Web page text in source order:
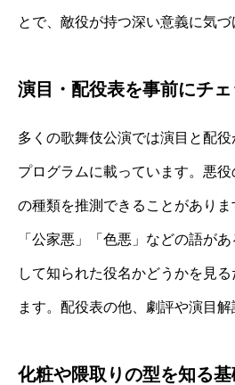
とで、敵役が持つ深い意義に気づ
演目・配役表を事前にチ
多くの歌舞伎公演では演目と配
プログラムに載っています。悪
の種類を推測できることがありま
「公家悪」「色悪」などの語が
して知られた役名かどうかを見
ます。配役表の他、劇評や演目解
化粧や隈取りの型を知る